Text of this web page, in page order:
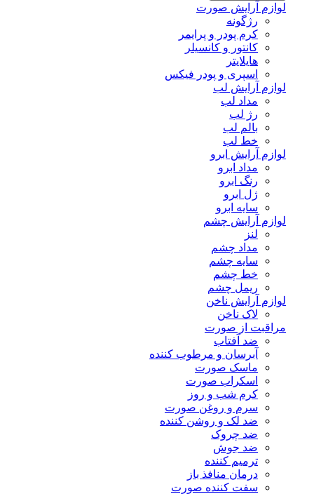
لوازم آرایش صورت
رژگونه
کرم پودر و پرایمر
کانتور و کانسیلر
هایلایتر
اسپری و پودر فیکس
لوازم آرایش لب
مداد لب
رژ لب
بالم لب
خط لب
لوازم آرایش ابرو
مداد ابرو
رنگ ابرو
ژل ابرو
سایه ابرو
لوازم آرایش چشم
لنز
مداد چشم
سایه چشم
خط چشم
ریمل چشم
لوازم آرایش ناخن
لاک ناخن
مراقبت از صورت
ضد آفتاب
آبرسان و مرطوب کننده
ماسک صورت
اسکراب صورت
کرم شب و روز
سرم و روغن صورت
ضد لک و روشن کننده
ضد چروک
ضد جوش
ترمیم کننده
درمان منافذ باز
سفت کننده صورت